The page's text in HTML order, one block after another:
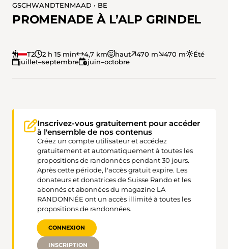
GSCHWANDTENMAAD • BE
PROMENADE À L’ALP GRINDEL
T2 2 h 15 min 4,7 km haut 470 m 470 m
Été
juillet–septembre
juin–octobre
Inscrivez-vous gratuitement pour accéder
à l'ensemble de nos contenus
Créez un compte utilisateur et accédez
gratuitement et automatiquement à toutes les
propositions de randonnées pendant 30 jours.
Après cette période, l'accès gratuit expire. Les
donateurs et donatrices de Suisse Rando et les
abonnés et abonnées du magazine LA
RANDONNÉE ont un accès illimité à toutes les
propositions de randonnées.
CONNEXION
INSCRIPTION